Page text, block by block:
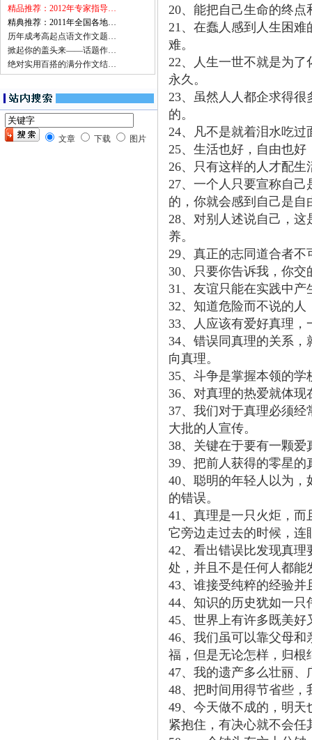
精品推荐：2012年专家指导…
精典推荐：2011年全国各地…
历年成考高起点语文作文题…
掀起你的盖头来——话题作…
绝对实用百搭的满分作文结…
文章 下载 图片
20、能把自己生命的终
21、在蠢人感到人生困
难。
22、人生一世不就是为
永久。
23、虽然人人都企求得
的。
24、凡不是就着泪水吃
25、生活也好，自由也
26、只有这样的人才配
27、一个人只要宣称自
的，你就会感到自己是自
28、对别人述说自己，
养。
29、真正的志同道合者
30、只要你告诉我，你
31、友谊只能在实践中
32、知道危险而不说的人
33、人应该有爱好真理
34、错误同真理的关系
向真理。
35、斗争是掌握本领的
36、对真理的热爱就体
37、我们对于真理必须
大批的人宣传。
38、关键在于要有一颗
39、把前人获得的零星
40、聪明的年轻人以为
的错误。
41、真理是一只火炬，
它旁边走过去的时候，连
42、看出错误比发现真
处，并且不是任何人都能
43、谁接受纯粹的经验
44、知识的历史犹如一
45、世界上有许多既美
46、我们虽可以靠父母
福，但是无论怎样，归根
47、我的遗产多么壮丽
48、把时间用得节省些
49、今天做不成的，明
紧抱住，有决心就不会